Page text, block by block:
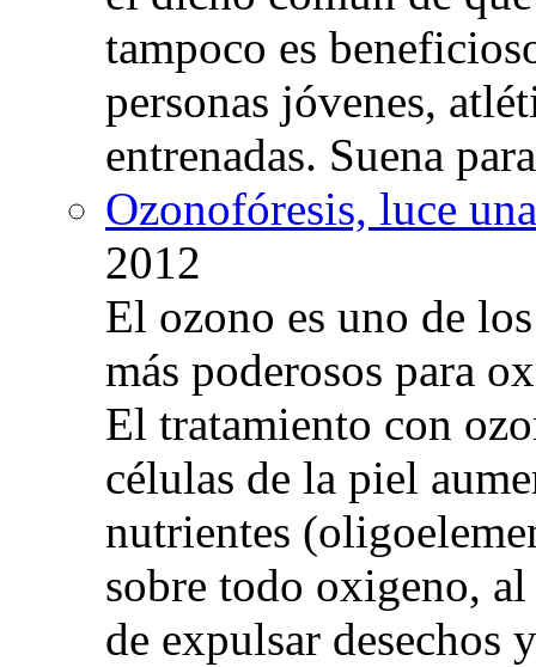
tampoco es
personas jóvenes,
entrenadas. Suena
Ozonofóresis, luce
2012
El ozono es uno de
más poderosos para
El tratamiento con
células de la piel
nutrientes
sobre todo oxigeno,
de expulsar